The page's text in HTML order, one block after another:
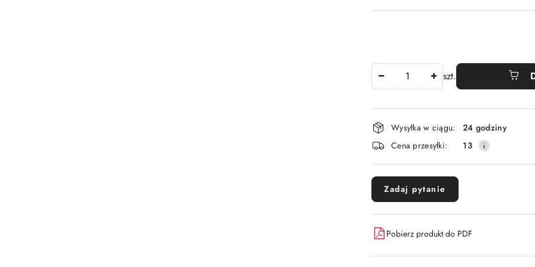
szt.
Dostępność
i
dostawa
Wysyłka w ciągu:
24 godziny
Cena przesyłki:
13
Zadaj pytanie
Pobierz produkt do PDF